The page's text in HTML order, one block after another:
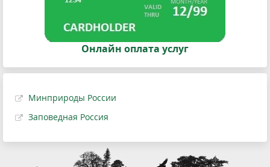
Онлайн оплата услуг
Минприроды России
Заповедная Россия